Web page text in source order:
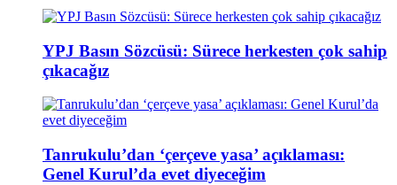
YPJ Basın Sözcüsü: Sürece herkesten çok sahip
çıkacağız
Tanrukulu’dan ‘çerçeve yasa’ açıklaması:
Genel Kurul’da evet diyeceğim